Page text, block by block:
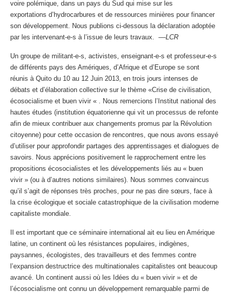
voire polémique, dans un pays du Sud qui mise sur les
exportations d’hydrocarbures et de ressources minières pour financer
son développement. Nous publions ci-dessous la déclaration adoptée
par les intervenant-e-s à l’issue de leurs travaux. ––LCR
Un groupe de militant-e-s, activistes, enseignant-e-s et professeur-e-s
de différents pays des Amériques, d’Afrique et d’Europe se sont
réunis à Quito du 10 au 12 Juin 2013, en trois jours intenses de
débats et d’élaboration collective sur le thème «Crise de civilisation,
écosocialisme et buen vivir « . Nous remercions l’Institut national des
hautes études (institution équatorienne qui vit un processus de refonte
afin de mieux contribuer aux changements promus par la Révolution
citoyenne) pour cette occasion de rencontres, que nous avons essayé
d’utiliser pour approfondir partages des apprentissages et dialogues de
savoirs. Nous apprécions positivement le rapprochement entre les
propositions écosocialistes et les développements liés au « buen
vivir » (ou à d’autres notions similaires). Nous sommes convaincus
qu’il s’agit de réponses très proches, pour ne pas dire sœurs, face à
la crise écologique et sociale catastrophique de la civilisation moderne
capitaliste mondiale.
Il est important que ce séminaire international ait eu lieu en Amérique
latine, un continent où les résistances populaires, indigènes,
paysannes, écologistes, des travailleurs et des femmes contre
l’expansion destructrice des multinationales capitalistes ont beaucoup
avancé. Un continent aussi où les Idées du « buen vivir » et de
l’écosocialisme ont connu un développement remarquable parmi de